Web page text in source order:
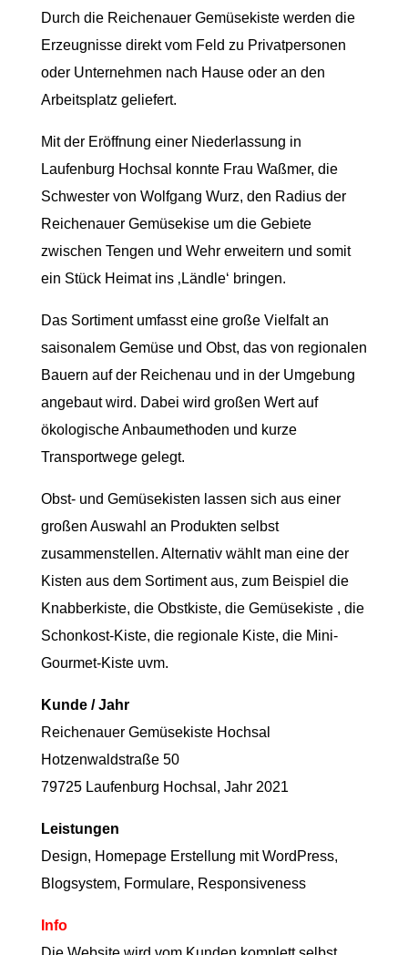
Durch die Reichenauer Gemüsekiste werden die
Erzeugnisse direkt vom Feld zu Privatpersonen
oder Unternehmen nach Hause oder an den
Arbeitsplatz geliefert.
Mit der Eröffnung einer Niederlassung in
Laufenburg Hochsal konnte Frau Waßmer, die
Schwester von Wolfgang Wurz, den Radius der
Reichenauer Gemüsekise um die Gebiete
zwischen Tengen und Wehr erweitern und somit
ein Stück Heimat ins ‚Ländle‘ bringen.
Das Sortiment umfasst eine große Vielfalt an
saisonalem Gemüse und Obst, das von regionalen
Bauern auf der Reichenau und in der Umgebung
angebaut wird. Dabei wird großen Wert auf
ökologische Anbaumethoden und kurze
Transportwege gelegt.
Obst- und Gemüsekisten lassen sich aus einer
großen Auswahl an Produkten selbst
zusammenstellen. Alternativ wählt man eine der
Kisten aus dem Sortiment aus, zum Beispiel die
Knabberkiste, die Obstkiste, die Gemüsekiste , die
Schonkost-Kiste, die regionale Kiste, die Mini-
Gourmet-Kiste uvm.
Kunde / Jahr
Reichenauer Gemüsekiste Hochsal
Hotzenwaldstraße 50
79725 Laufenburg Hochsal, Jahr 2021
Leistungen
Design, Homepage Erstellung mit WordPress,
Blogsystem, Formulare, Responsiveness
Info